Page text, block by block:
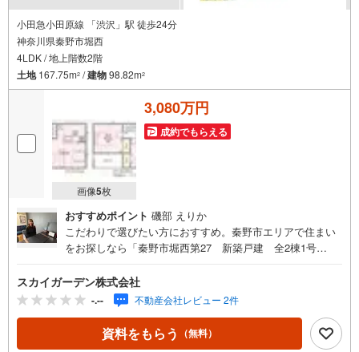
小田急小田原線 「渋沢」駅 徒歩24分
神奈川県秦野市堀西
4LDK / 地上階数2階
土地167.75m2 /建物98.82m2
画像5枚
3,080万円
成約でもらえる
おすすめポイント 磯部 えりか
こだわりで選びたい方におすすめ。秦野市エリアで住まい
をお探しなら「秦野市堀西第27 新築戸建 全2棟1号
的で使いやすいシステムキッチン付きなので、お料理を楽
しめます。風呂の湯が冷めた時も追焚機能浴室があるので
便利です。98.82平米程の建物面積でスペースも十分。防犯
カメラが付いており、安全面も配慮されています。来訪者
をモニターで確認できるTVインターホン付きです。
スカイガーデン株式会社
-.-- 不動産会社レビュー 2件
資料をもらう （無料）